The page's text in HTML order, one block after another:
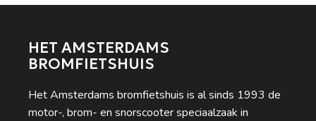
HET AMSTERDAMS
BROMFIETSHUIS
Het Amsterdams bromfietshuis is al sinds 1993 de
motor-, brom- en snorscooter speciaalzaak in